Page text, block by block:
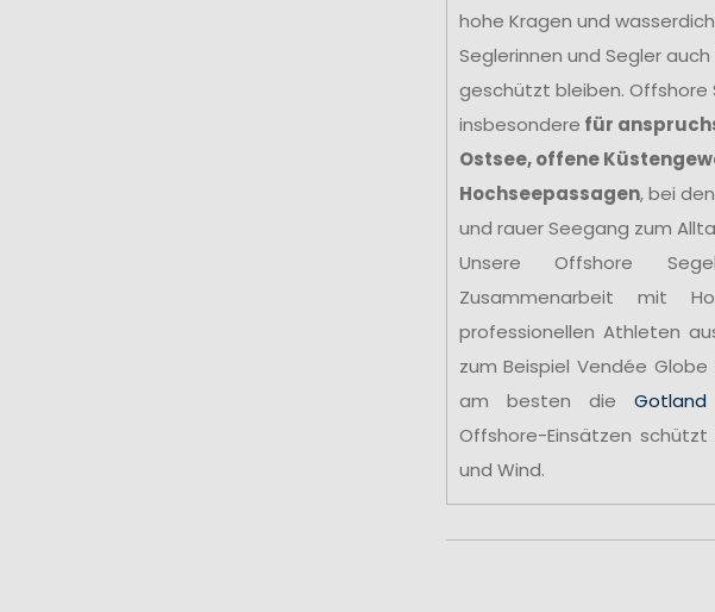
hohe Kragen und
Seglerinnen und Segler
geschützt bleiben. Offshore
insbesondere für
Ostsee, offene
Hochseepassagen, bei
und rauer Seegang zum
Unsere Offshore
Zusammenarbeit mit
professionellen Athleten
zum Beispiel Vendée
am besten die
Offshore-Einsätzen
und Wind.